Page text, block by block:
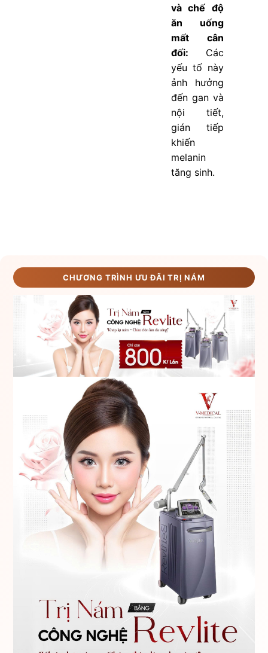
và chế độ
ăn uống
mất cân
đối: Các
yếu tố này
ảnh hưởng
đến gan và
nội tiết,
gián tiếp
khiến
melanin
tăng sinh.
CHƯƠNG TRÌNH ƯU ĐÃI TRỊ NÁM